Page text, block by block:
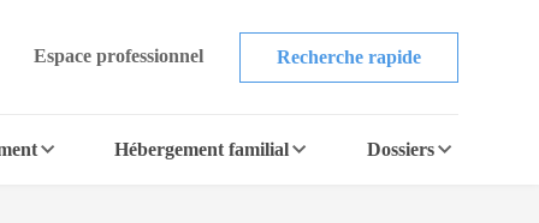
Espace professionnel Recherche rapide
Hébergement familial Dossiers